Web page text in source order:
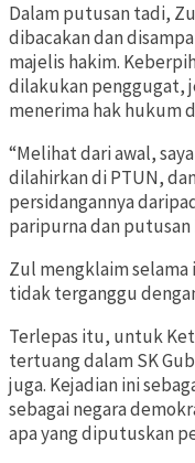
Dalam putusan tadi,
dibacakan dan
majelis hakim.
dilakukan penggugat,
menerima hak hukum
“Melihat dari awal,
dilahirkan di PTUN,
persidangannya
paripurna dan putusan
Zul mengklaim selama
tidak terganggu
Terlepas itu, untuk
tertuang dalam SK
juga. Kejadian ini
sebagai negara
apa yang diputuskan